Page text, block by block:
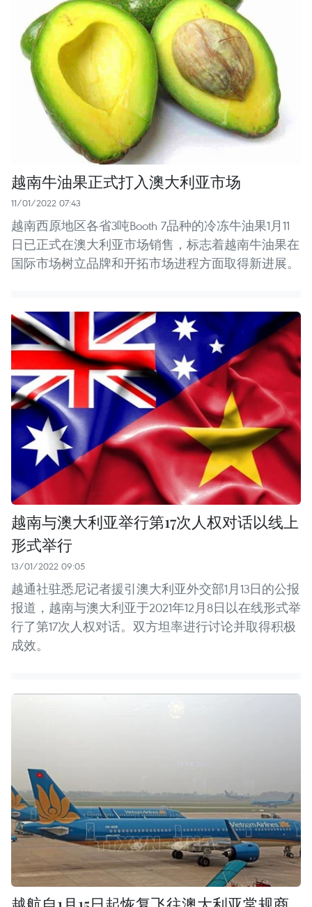
越南牛油果正式打入澳大利亚市场
11/01/2022 07:43
越南西原地区各省3吨Booth 7品种的冷冻牛油果1月11
日已正式在澳大利亚市场销售，标志着越南牛油果在
国际市场树立品牌和开拓市场进程方面取得新进展。
越南与澳大利亚举行第17次人权对话以线上
形式举行
13/01/2022 09:05
越通社驻悉尼记者援引澳大利亚外交部1月13日的公报
报道，越南与澳大利亚于2021年12月8日以在线形式举
行了第17次人权对话。双方坦率进行讨论并取得积极
成效。